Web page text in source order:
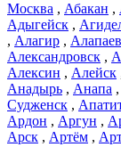
Москва , Абакан ,
Адыгейск ,
, Алагир ,
Александровск ,
Алексин , Алейск
Анадырь , Анапа ,
Судженск ,
Ардон , Аргун ,
Арск , Артём ,